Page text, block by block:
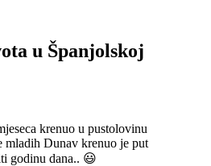
u Španjolskoj
krenuo u pustolovinu
mladih Dunav krenuo je put
godinu dana.. 😃